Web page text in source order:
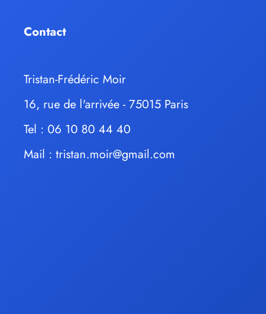
Contact
Tristan-Frédéric Moir
16, rue de l'arrivée - 75015 Paris
Tel : 06 10 80 44 40
Mail : tristan.moir@gmail.com